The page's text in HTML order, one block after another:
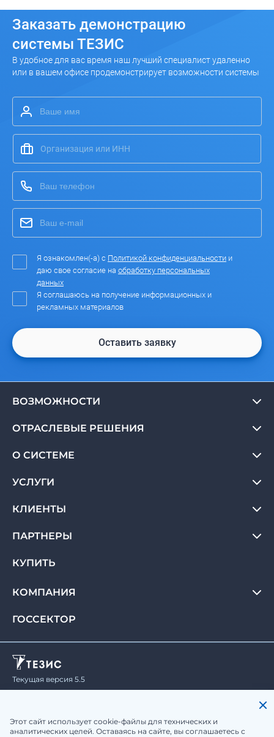
Заказать демонстрацию
системы ТЕЗИС
В удобное для вас время наш лучший специалист удаленно
или в вашем офисе продемонстрирует возможности системы
Я ознакомлен(-а) с Политикой конфиденциальности и
даю свое согласие на обработку персональных
данных
Я соглашаюсь на получение информационных и
рекламных материалов
Оставить заявку
ВОЗМОЖНОСТИ
ОТРАСЛЕВЫЕ РЕШЕНИЯ
О СИСТЕМЕ
УСЛУГИ
КЛИЕНТЫ
ПАРТНЕРЫ
КУПИТЬ
КОМПАНИЯ
ГОССЕКТОР
Текущая версия 5.5
Юридическая информация
Этот сайт использует cookie-файлы для технических и
аналитических целей. Оставаясь на сайте, вы соглашаетесь с